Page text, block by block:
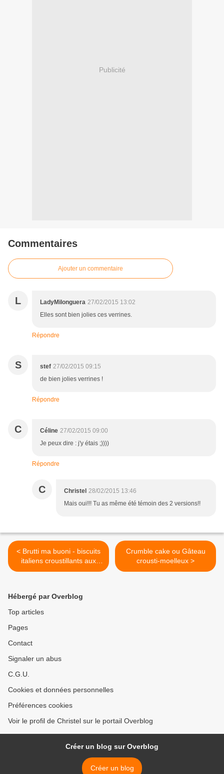
Publicité
Commentaires
Ajouter un commentaire
L LadyMilonguera 27/02/2015 13:02
Elles sont bien jolies ces verrines.
Répondre
S stef 27/02/2015 09:15
de bien jolies verrines !
Répondre
C Céline 27/02/2015 09:00
Je peux dire : j'y étais ;))))
Répondre
C Christel 28/02/2015 13:46
Mais oui!!! Tu as même été témoin des 2 versions!!
< Brutti ma buoni - biscuits
italiens croustillants aux
noisettes
Crumble cake ou Gâteau
crousti-moelleux >
Hébergé par Overblog
Top articles
Pages
Contact
Signaler un abus
C.G.U.
Cookies et données personnelles
Préférences cookies
Voir le profil de Christel sur le portail Overblog
Créer un blog sur Overblog
Créer un blog